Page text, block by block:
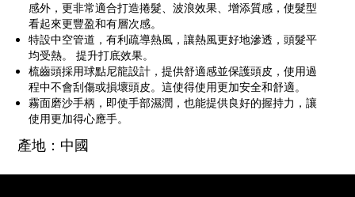
感外，更非常適合打造捲髮、波浪效果、增添質感，使髮型
看起來更豐盈和有層次感。
特設中空管道，有利疏導熱風，讓熱風更好地滲透，頭髮平
均受熱。 提升打底效果。
梳齒頭採用球點尼龍設計，提供舒適感並保護頭皮，使用過
程中不會刮傷或損壞頭皮。這使得使用更加安全和舒適。
霧面磨沙手柄，即使手部濕潤，也能提供良好的握持力，讓
使用更加得心應手。
產地：中國